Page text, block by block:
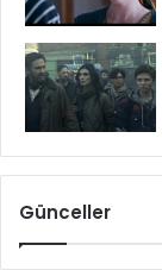
Günceller